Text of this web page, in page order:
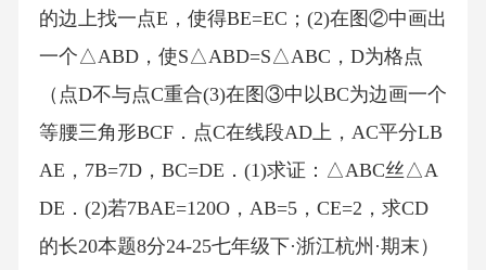
的边上找一点E，使得BE=EC；(2)在图②中画出
一个△ABD，使S△ABD=S△ABC，D为格点
（点D不与点C重合(3)在图③中以BC为边画一个
等腰三角形BCF．点C在线段AD上，AC平分LB
AE，7B=7D，BC=DE．(1)求证：△ABC丝△A
DE．(2)若7BAE=120O，AB=5，CE=2，求CD
的长20本题8分24-25七年级下·浙江杭州·期末）